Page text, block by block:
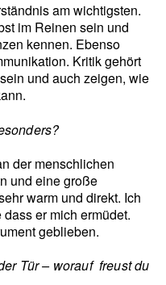
am wichtigsten.
im Reinen sein und
kennen. Ebenso
Kritik gehört
und auch zeigen, wie
der menschlichen
und eine große
warm und direkt. Ich
er mich ermüdet.
geblieben.
Tür – worauf freust du